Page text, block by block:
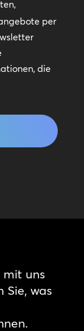
per
die
mit uns
Sie, was